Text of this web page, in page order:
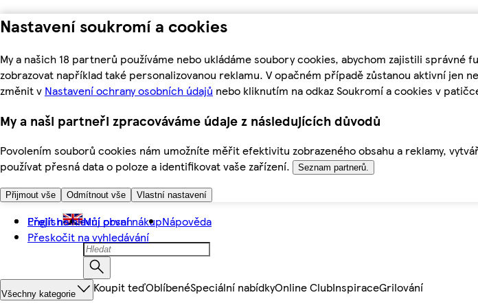
Nastavení soukromí a cookies
My a našich 18 partnerů používáme nebo ukládáme soubory cookies, abychom zajistili
zobrazovat například také personalizovanou reklamu. V opačném případě zůstanou aktivní
změnit v Nastavení ochrany osobních údajů nebo kliknutím na odkaz Soukromí a cookies v
My a naši partneři zpracováváme údaje z následujících důvodů
Povolením souborů cookies nám umožníte měřit efektivitu zobrazeného obsahu a reklamy,
používat přesná data o poloze a identifikovat vaše zařízení.
Seznam partnerů.
Přijmout vše Odmítnout vše Vlastní nastavení
Přejít na hlavní obsah
Přeskočit na vyhledávání
English Můj první nákupNápověda
Všechny kategorie Koupit teďOblíbenéSpeciální nabídkyOnline ClubInspiraceGrilování